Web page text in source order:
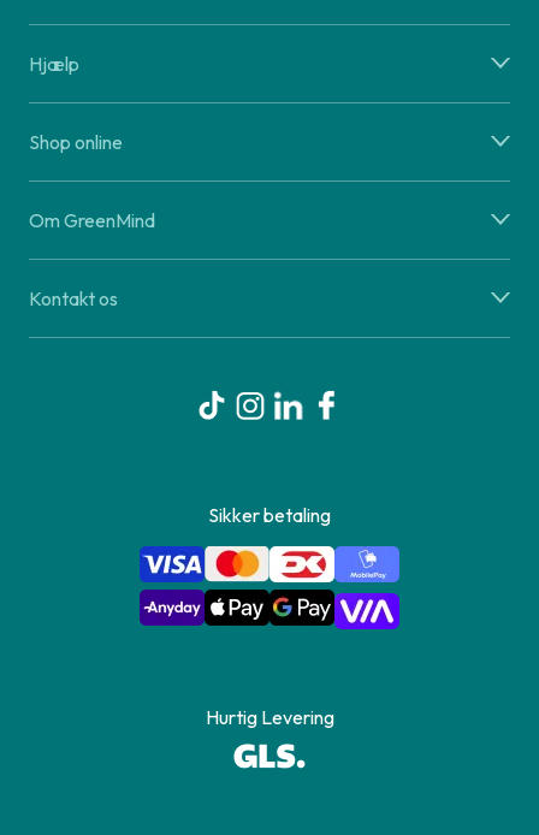
Hjælp
Shop online
Om GreenMind
Kontakt os
Sikker betaling
Hurtig Levering